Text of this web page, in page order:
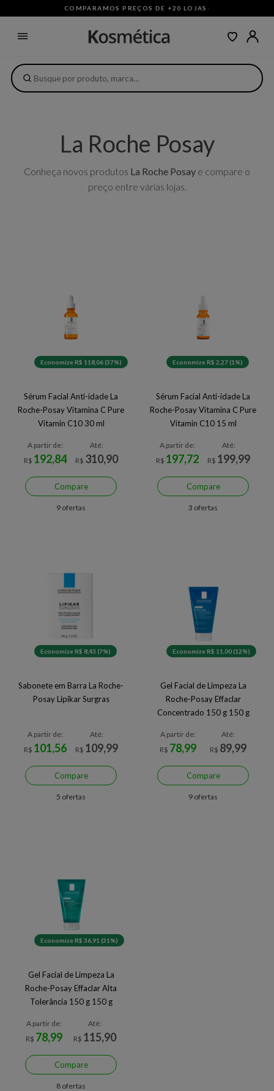
COMPARAMOS PREÇOS DE +20 LOJAS ·
La Roche Posay
Conheça novos produtos La Roche Posay e compare o
preço entre várias lojas.
Economize R$ 118,06 (37%)
Sérum Facial Anti-idade La
Roche-Posay Vitamina C Pure
Vitamin C10 30 ml
A partir de:
R$ 192,84
Até:
R$ 310,90
Compare
9 ofertas
Economize R$ 2,27 (1%)
Sérum Facial Anti-idade La
Roche-Posay Vitamina C Pure
Vitamin C10 15 ml
A partir de:
R$ 197,72
Até:
R$ 199,99
Compare
3 ofertas
Economize R$ 8,43 (7%)
Sabonete em Barra La Roche-
Posay Lipikar Surgras
A partir de:
R$ 101,56
Até:
R$ 109,99
Compare
5 ofertas
Economize R$ 11,00 (12%)
Gel Facial de Limpeza La
Roche-Posay Effaclar
Concentrado 150 g 150 g
A partir de:
R$ 78,99
Até:
R$ 89,99
Compare
9 ofertas
Economize R$ 36,91 (31%)
Gel Facial de Limpeza La
Roche-Posay Effaclar Alta
Tolerância 150 g 150 g
A partir de:
R$ 78,99
Até:
R$ 115,90
Compare
8 ofertas